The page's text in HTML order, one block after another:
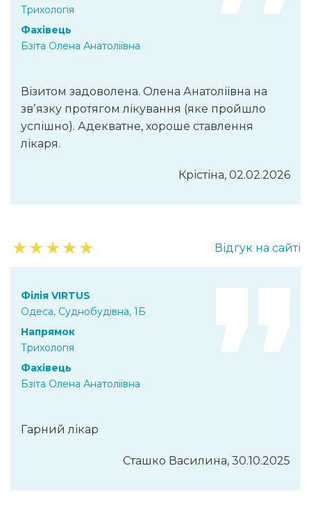
Трихологія
Фахівець
Бзіта Олена Анатоліївна
Візитом задоволена. Олена Анатоліївна на
звʼязку протягом лікування (яке пройшло
успішно). Адекватне, хороше ставлення
лікаря.
Крістіна, 02.02.2026
★★★★★ Відгук на сайті
Філія VIRTUS
Одеса, Суднобудівна, 1Б
Напрямок
Трихологія
Фахівець
Бзіта Олена Анатоліївна
Гарний лікар
Сташко Василина, 30.10.2025